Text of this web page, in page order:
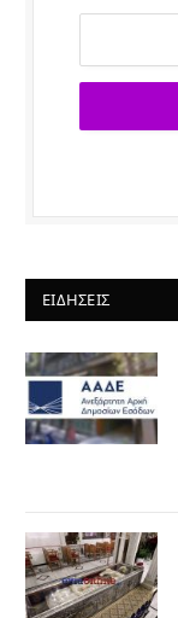
ΕΙΔΉΣΕΙΣ